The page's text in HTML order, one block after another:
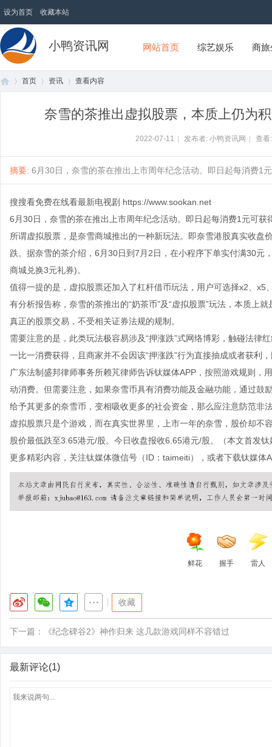
设为首页 收藏本站
小鸭资讯网 网站首页 综艺娱乐 商
首页 资讯 查看内容
奈雪的茶推出虚拟股票，本质上仍为
2022-07-11 发布者: 小鸭资讯网 查
摘要: 6月30日，奈雪的茶在推出上市周年纪念活动。即日起每消费1
搜搜看免费在线看最新电视剧 https://www.sookan.net
6月30日，奈雪的茶在推出上市周年纪念活动。即日起每消费1元可
所谓虚拟股票，是奈雪商城推出的一种新玩法。即奈雪港股真实收盘
跌。据奈雪的茶介绍，6月30日到7月2日，在小程序下单实付满30
商城兑换3元礼券)。
值得一提的是，虚拟股票还加入了杠杆借币玩法，用户可选择x2、x5
有分析报告称，奈雪的茶推出的“奶茶币”及“虚拟股票”玩法，本质上
真正的股票交易，不受相关证券法规的规制。
需要注意的是，此类玩法极容易涉及“押涨跌”式网络博彩，触碰法律
一比一消费获得，且商家并不会因该“押涨跌”行为直接抽成或者获利
广东法制盛邦律师事务所赖芃律师告诉钛媒体APP，按照游戏规则
动消费。但需要注意，如果奈雪币具有消费功能及金融功能，通过鼓
给予其更多的奈雪币，变相吸收更多的社会资金，那么应注意防范非
虚拟股票只是个游戏，而在真实世界里，上市一年的奈雪，股价却
股价最低跌至3.65港元/股。今日收盘报收6.65港元/股。（本文首发
更多精彩内容，关注钛媒体微信号（ID：taimeiti），或者下载钛媒体
鲜花 握手 雷人
收藏
下一篇： 《纪念碑谷2》神作归来 这几款游戏同样不容错过
最新评论(1)